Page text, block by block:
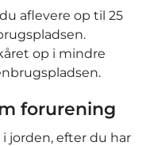
aflevere op til 25
op i mindre
forurening
jorden, efter du har